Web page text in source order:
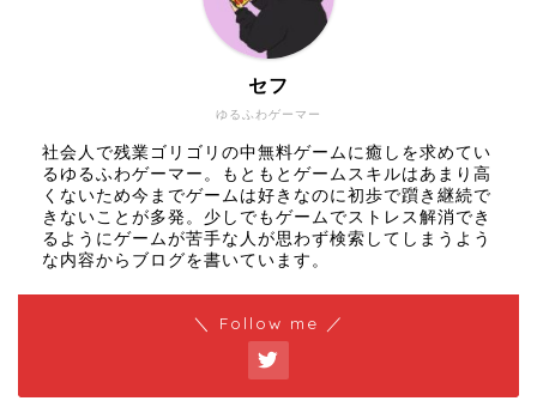
ゆるふわゲーマー
セフ
社会人で残業ゴリゴリの中無料ゲームに癒しを求めてい
るゆるふわゲーマー。もともとゲームスキルはあまり高
くないため今までゲームは好きなのに初歩で躓き継続で
きないことが多発。少しでもゲームでストレス解消でき
るようにゲームが苦手な人が思わず検索してしまうよう
な内容からブログを書いています。
＼ Follow me ／